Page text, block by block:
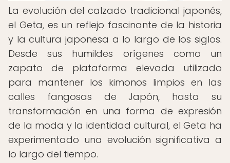
La evolución del calzado tradicional japonés,
el Geta, es un reflejo fascinante de la historia
y la cultura japonesa a lo largo de los siglos.
Desde sus humildes orígenes como un
zapato de plataforma elevada utilizado
para mantener los kimonos limpios en las
calles fangosas de Japón, hasta su
transformación en una forma de expresión
de la moda y la identidad cultural, el Geta ha
experimentado una evolución significativa a
lo largo del tiempo.